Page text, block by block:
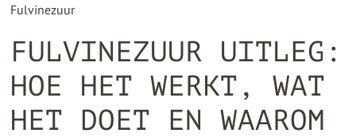
Fulvinezuur
FULVINEZUUR UITLEG:
HOE HET WERKT, WAT
HET DOET EN WAAROM